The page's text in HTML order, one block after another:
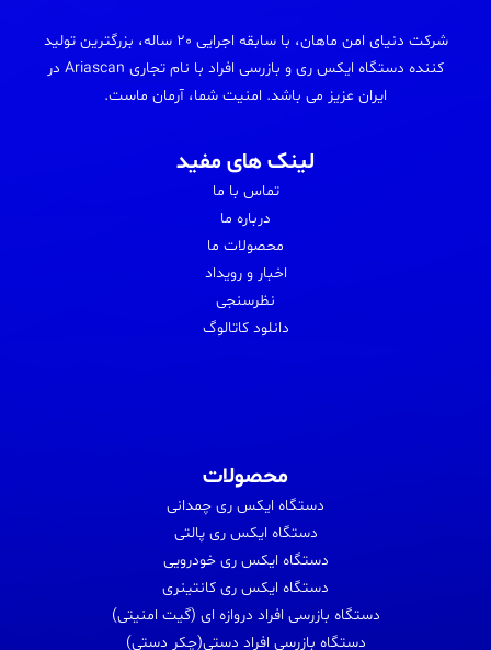
شرکت دنیای امن ماهان، با سابقه اجرایی 20 ساله، بزرگترین تولید
کننده دستگاه ایکس ری و بازرسی افراد با نام تجاری Ariascan در
ایران عزیز می باشد. امنیت شما، آرمان ماست.
لینک های مفید
تماس با ما
درباره ما
محصولات ما
اخبار و رویداد
نظرسنجی
دانلود کاتالوگ
محصولات
دستگاه ایکس ری چمدانی
دستگاه ایکس ری پالتی
دستگاه ایکس ری خودرویی
دستگاه ایکس ری کانتینری
دستگاه بازرسی افراد دروازه ای (گیت امنیتی)
دستگاه بازرسی افراد دستی(چکر دستی)